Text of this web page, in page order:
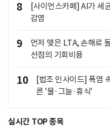
8
[사이언스카페] AI가 세
감염
9
먼저 맺은 LTA, 손해로
선점의 기회비용
10
[법조 인사이드] 폭염
른 '물·그늘·휴식'
실시간 TOP 종목